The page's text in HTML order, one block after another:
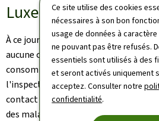
Ce site utilise des cookies
nécessaires à son bon
usage de données à
ne pouvant pas être refusés.
essentiels sont utilisés à des
et seront activés uniquement
acceptez. Consulter notre
confidentialité.
Luxembourg
À ce jour, les autorités sanitaires
aucune confirmation de nourrissons
consommation de lait infantile
l'inspection sanitaire de la Direction
contact avec le Centre européen de
des maladies (ECDC) afin de suivre